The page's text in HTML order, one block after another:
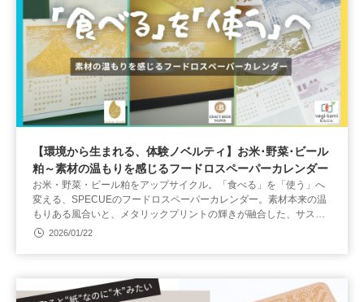
【環境から生まれる、体験ノベルティ】お米･野菜･ビール
粕～素材の温もりを感じるフードロスペーパーカレンダー
お米・野菜・ビール粕をアップサイクル。「食べる」を「使う」へ
変える、SPECUEのフードロスペーパーカレンダー。素材本来の温
もりある風合いと、メタリックプリントの輝きが融合した、サステ
ナブルで新しい卓上カレンダーです。
2026/01/22